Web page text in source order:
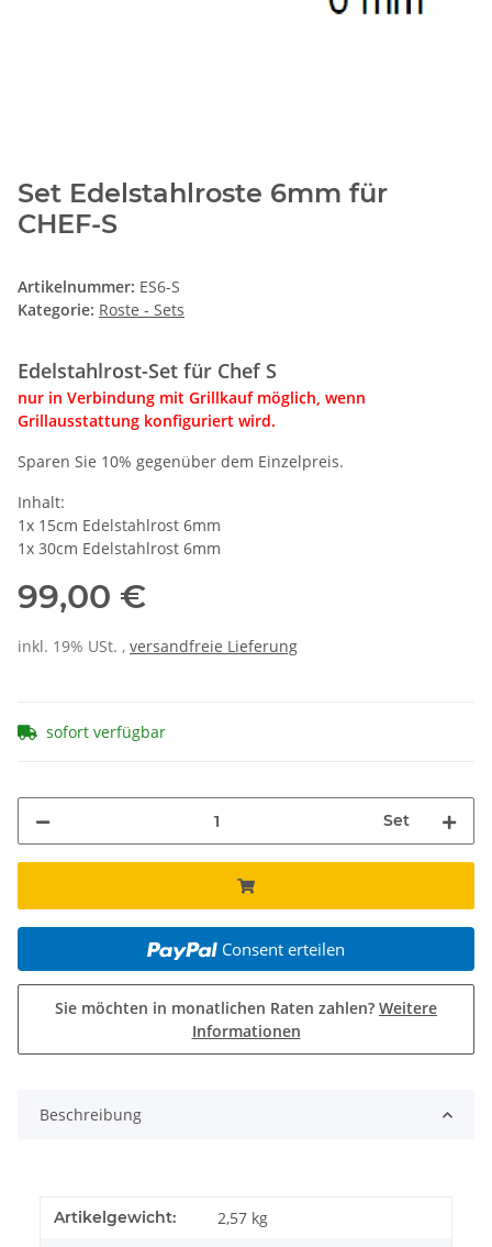
Set Edelstahlroste 6mm für
CHEF-S
Artikelnummer: ES6-S
Kategorie: Roste - Sets
Edelstahlrost-Set für Chef S
nur in Verbindung mit Grillkauf möglich, wenn
Grillausstattung konfiguriert wird.
Sparen Sie 10% gegenüber dem Einzelpreis.
Inhalt:
1x 15cm Edelstahlrost 6mm
1x 30cm Edelstahlrost 6mm
99,00 €
inkl. 19% USt. , versandfreie Lieferung
sofort verfügbar
Set
Consent erteilen
Sie möchten in monatlichen Raten zahlen? Weitere
Informationen
Beschreibung
Artikelgewicht: 2,57 kg